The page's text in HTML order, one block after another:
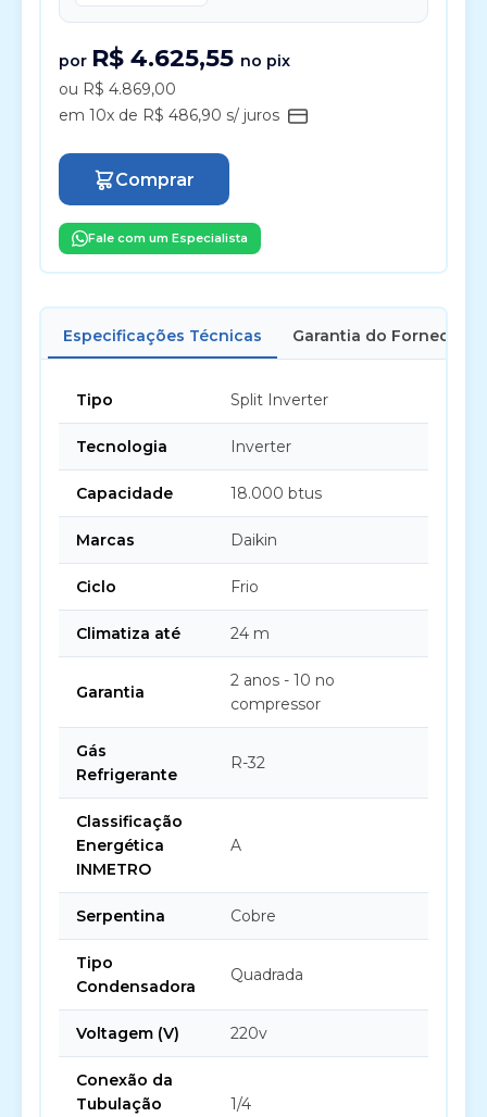
por R$ 4.625,55 no pix
ou R$ 4.869,00
em 10x de R$ 486,90 s/ juros
Comprar
Fale com um Especialista
Especificações Técnicas Garantia do Fornecedor
Tipo Split Inverter
Tecnologia Inverter
Capacidade 18.000 btus
Marcas Daikin
Ciclo Frio
Climatiza até 24 m
Garantia
2 anos - 10 no
compressor
Gás
Refrigerante
R-32
Classificação
Energética
INMETRO
A
Serpentina Cobre
Tipo
Condensadora
Quadrada
Voltagem (V) 220v
Conexão da
Tubulação
1/4